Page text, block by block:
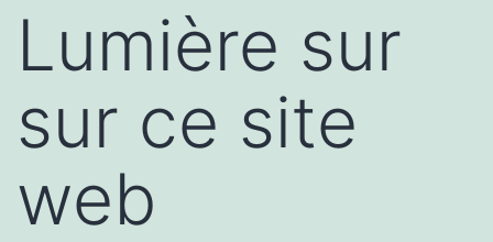
Lumière sur
sur ce site
web